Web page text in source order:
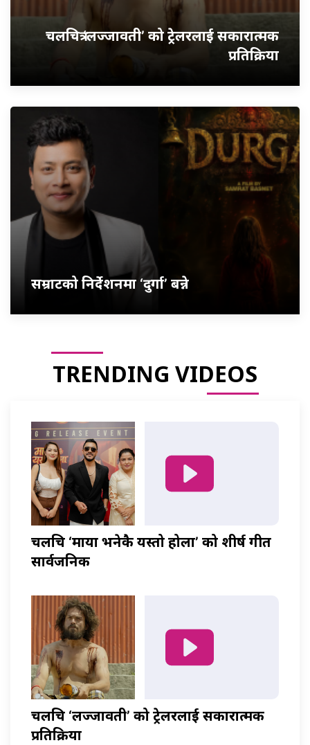
चलचित्र ‘लज्जावती’ को ट्रेलरलाई सकारात्मक
प्रतिक्रिया
सम्राटको निर्देशनमा ‘दुर्गा’ बन्ने
TRENDING VIDEOS
चलचित्र ‘माया भनेकै यस्तो होला’ को शीर्ष गीत
सार्वजनिक
चलचित्र ‘लज्जावती’ को ट्रेलरलाई सकारात्मक
प्रतिक्रिया